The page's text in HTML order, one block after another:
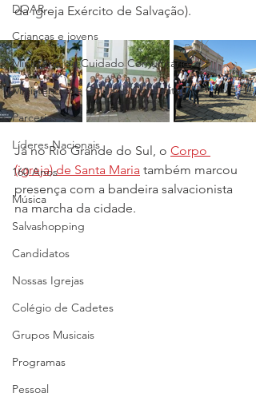
DOAR
Crianças e jovens
Ministério de Cuidado Comunitário
Ministérios de Cuidado Comunitário
Parcerias
Líderes Nacionais
160 Anos
Música
Salvashopping
Candidatos
Nossas Igrejas
Colégio de Cadetes
Grupos Musicais
Programas
Pessoal
da igreja Exército de Salvação).
Já no Rio Grande do Sul, o Corpo
(igreja) de Santa Maria também marcou
presença com a bandeira salvacionista
na marcha da cidade.